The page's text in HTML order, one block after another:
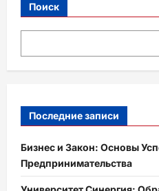
Поиск
Последние записи
Бизнес и Закон: Основы
Предпринимательства